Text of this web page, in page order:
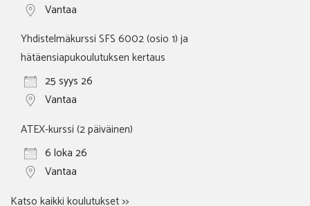
Vantaa
Yhdistelmäkurssi SFS 6002 (osio 1) ja
hätäensiapukoulutuksen kertaus
25 syys 26
Vantaa
ATEX-kurssi (2 päiväinen)
6 loka 26
Vantaa
Katso kaikki koulutukset >>